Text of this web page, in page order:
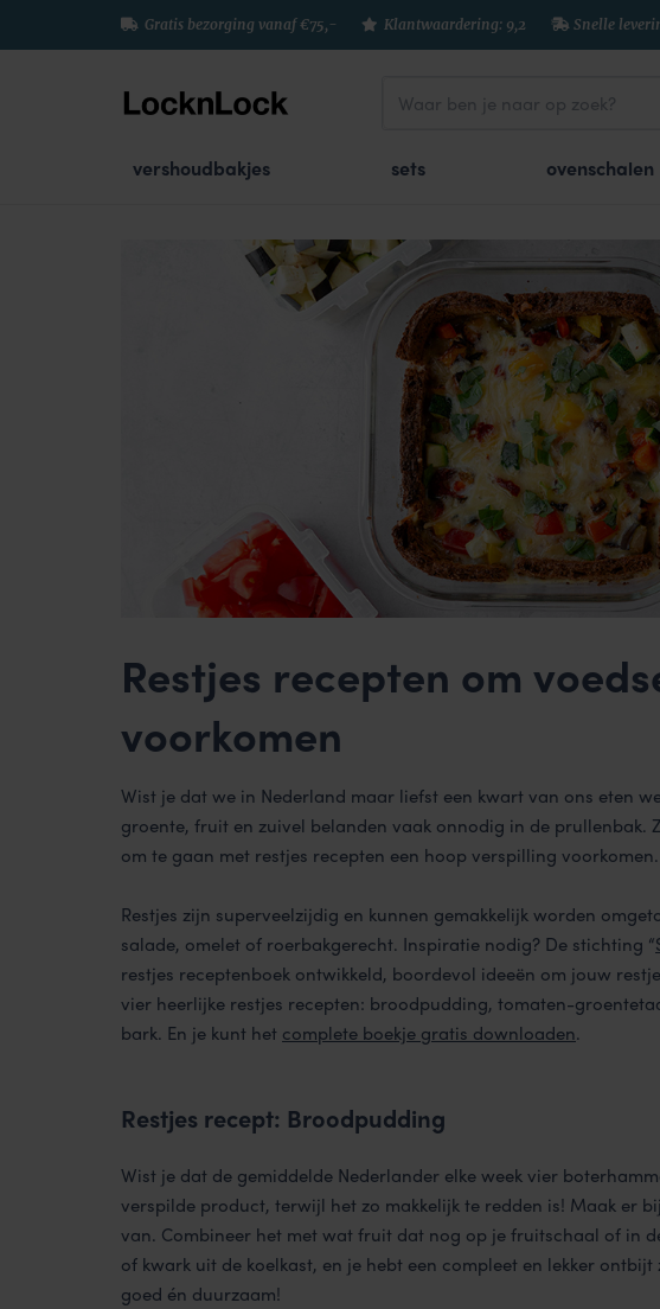
Gratis bezorging vanaf €75,- Klantwaardering: 9,2 Snelle
vershoudbakjes sets ovenschalen
Restjes recepten om
voorkomen
Wist je dat we in Nederland maar liefst een kwart van ons eten
groente, fruit en zuivel belanden vaak onnodig in de prullenbak.
om te gaan met restjes recepten een hoop verspilling voorkomen.
Restjes zijn superveelzijdig en kunnen gemakkelijk worden
salade, omelet of roerbakgerecht. Inspiratie nodig? De stichting “
restjes receptenboek ontwikkeld, boordevol ideeën om jouw
vier heerlijke restjes recepten: broodpudding, tomaten-
bark. En je kunt het complete boekje gratis downloaden.
Restjes recept: Broodpudding
Wist je dat de gemiddelde Nederlander elke week vier
verspilde product, terwijl het zo makkelijk te redden is! Maak er
van. Combineer het met wat fruit dat nog op je fruitschaal of in
of kwark uit de koelkast, en je hebt een compleet en lekker
goed én duurzaam!